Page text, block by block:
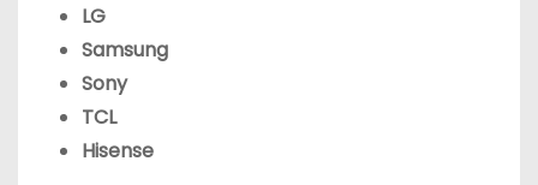
LG
Samsung
Sony
TCL
Hisense